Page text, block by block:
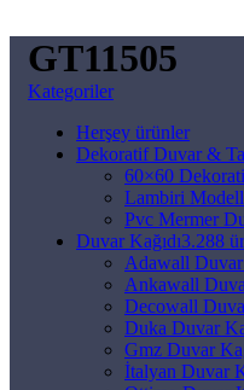
GT11505
Kategoriler
Herşey ürünler
Dekoratif Duvar &
60×60
Lambiri
Pvc Mermer
Duvar Kağıdı3.288
Adawall Duvar
Ankawall
Decowall
Duka Duvar
Gmz Duvar
İtalyan Duvar